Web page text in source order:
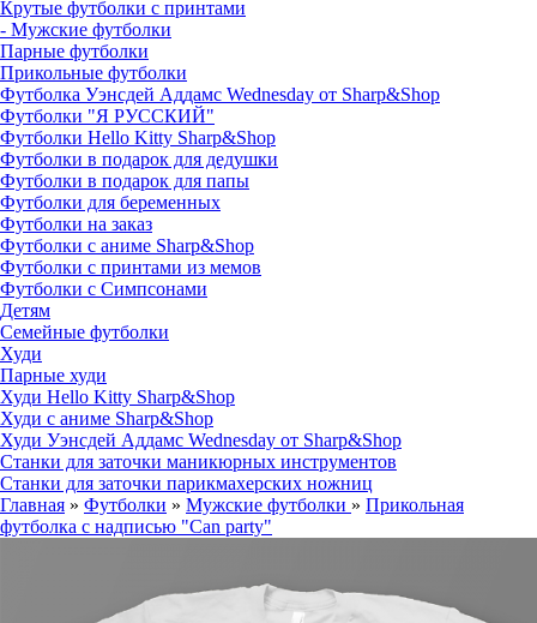
Крутые футболки с принтами
- Мужские футболки
Парные футболки
Прикольные футболки
Футболка Уэнсдей Аддамс Wednesday от Sharp&Shop
Футболки "Я РУССКИЙ"
Футболки Hello Kitty Sharp&Shop
Футболки в подарок для дедушки
Футболки в подарок для папы
Футболки для беременных
Футболки на заказ
Футболки с аниме Sharp&Shop
Футболки с принтами из мемов
Футболки с Симпсонами
Детям
Семейные футболки
Худи
Парные худи
Худи Hello Kitty Sharp&Shop
Худи с аниме Sharp&Shop
Худи Уэнсдей Аддамс Wednesday от Sharp&Shop
Станки для заточки маникюрных инструментов
Станки для заточки парикмахерских ножниц
Главная » Футболки » Мужские футболки » Прикольная
футболка с надписью "Can party"